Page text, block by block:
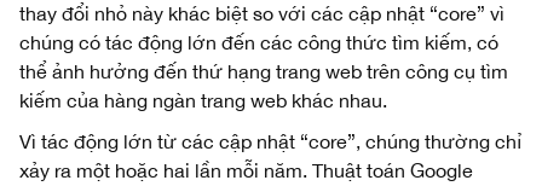
thay đổi nhỏ này khác biệt so với các cập nhật “core” vì
chúng có tác động lớn đến các công thức tìm kiếm, có
thể ảnh hưởng đến thứ hạng trang web trên công cụ tìm
kiếm của hàng ngàn trang web khác nhau.
Vì tác động lớn từ các cập nhật “core”, chúng thường chỉ
xảy ra một hoặc hai lần mỗi năm. Thuật toán Google